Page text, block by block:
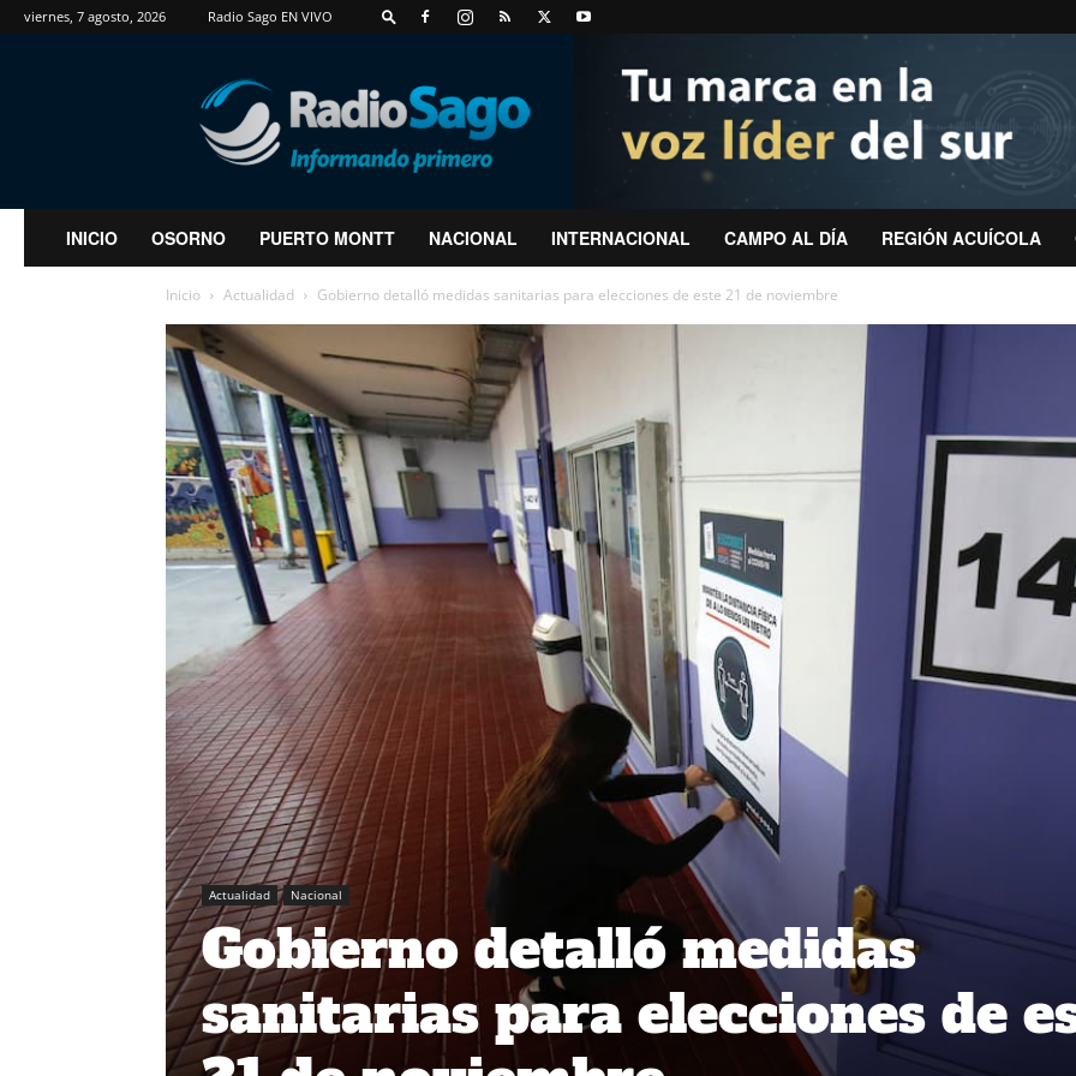
viernes, 7 agosto, 2026 Radio Sago EN VIVO
RadioSago
INICIO OSORNO PUERTO MONTT NACIONAL INTERNACIONAL CAMPO AL DÍA REGIÓN ACUÍCOLA
Inicio Actualidad Gobierno detalló medidas sanitarias para elecciones de este 21 de noviembre
Actualidad Nacional
Gobierno detalló medidas
sanitarias para elecciones de